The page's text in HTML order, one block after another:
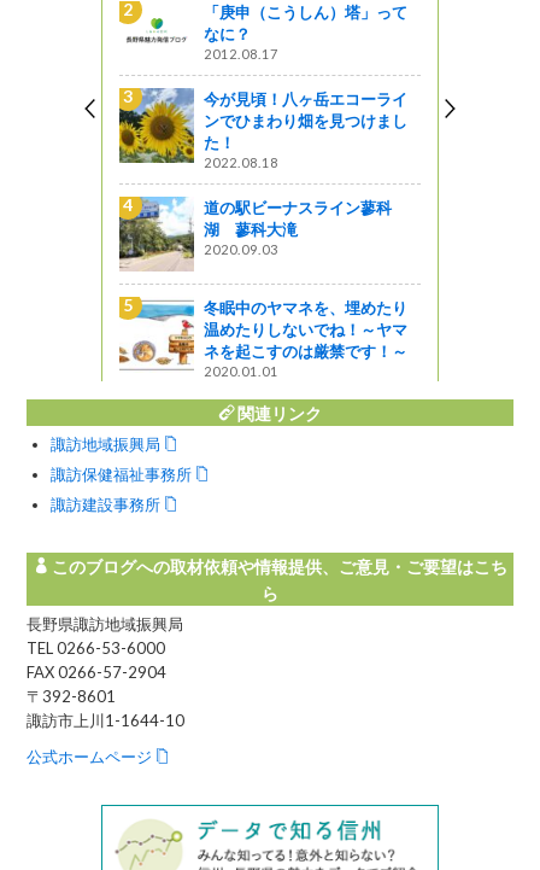
「庚申（こうしん）塔」って
なに？
2012.08.17
今が見頃！八ヶ岳エコーライ
ンでひまわり畑を見つけまし
た！
2022.08.18
道の駅ビーナスライン蓼科
湖 蓼科大滝
2020.09.03
冬眠中のヤマネを、埋めたり
温めたりしないでね！～ヤマ
ネを起こすのは厳禁です！～
2020.01.01
関連リンク
諏訪地域振興局
諏訪保健福祉事務所
諏訪建設事務所
このブログへの取材依頼や情報提供、ご意見・ご要望はこち
ら
長野県諏訪地域振興局
TEL 0266-53-6000
FAX 0266-57-2904
〒392-8601
諏訪市上川1-1644-10
公式ホームページ